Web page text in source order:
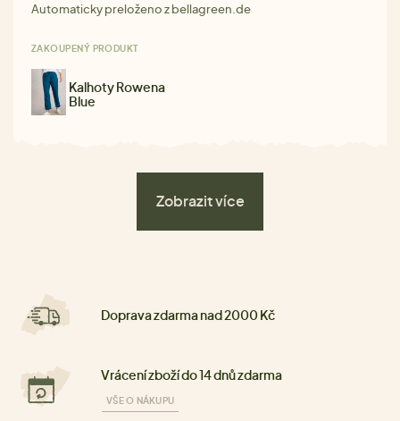
Automaticky preloženo z bellagreen.de
ZAKOUPENÝ PRODUKT
Kalhoty Rowena
Blue
Zobrazit více
Doprava zdarma nad 2000 Kč
Vrácení zboží do 14 dnů zdarma
VŠE O NÁKUPU